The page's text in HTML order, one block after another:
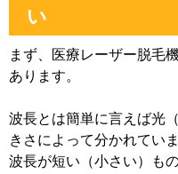
い
まず、医療レーザー脱毛
あります。
波長とは簡単に言えば光
きさによって分かれていま
波長が短い（小さい）も